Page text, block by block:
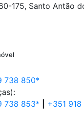
175, Santo Antão
738 850*
738 853*
+351